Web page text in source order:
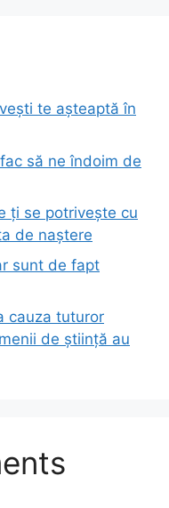
te așteaptă în
să ne îndoim de
ți se potrivește cu
de naștere
sunt de fapt
cauza tuturor
de știință au